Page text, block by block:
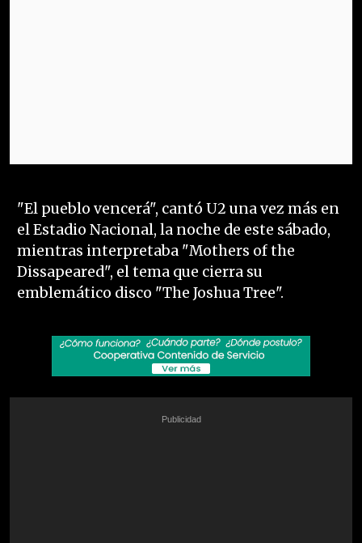
"El pueblo vencerá", cantó U2 una vez más en
el Estadio Nacional, la noche de este sábado,
mientras interpretaba "Mothers of the
Dissapeared", el tema que cierra su
emblemático disco "The Joshua Tree".